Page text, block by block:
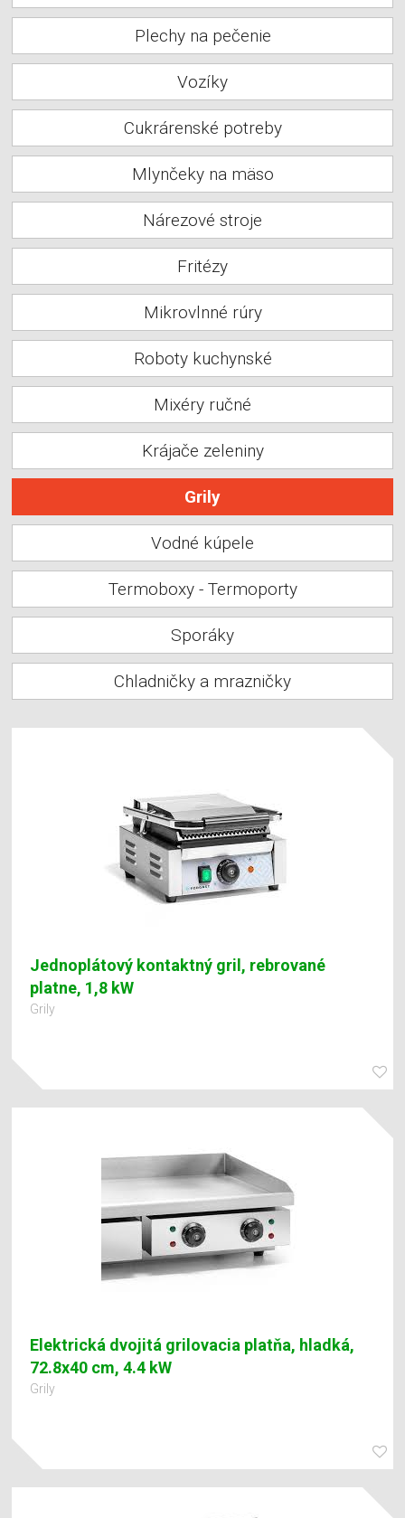
Plechy na pečenie
Vozíky
Cukrárenské potreby
Mlynčeky na mäso
Nárezové stroje
Fritézy
Mikrovlnné rúry
Roboty kuchynské
Mixéry ručné
Krájače zeleniny
Grily
Vodné kúpele
Termoboxy - Termoporty
Sporáky
Chladničky a mrazničky
Jednoplátový kontaktný gril, rebrované
platne, 1,8 kW
Grily
Elektrická dvojitá grilovacia platňa, hladká,
72.8x40 cm, 4.4 kW
Grily